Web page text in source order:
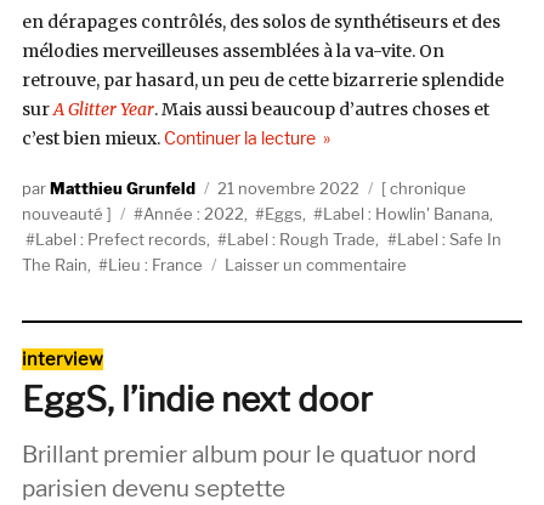
en dérapages contrôlés, des solos de synthétiseurs et des
mélodies merveilleuses assemblées à la va-vite. On
retrouve, par hasard, un peu de cette bizarrerie splendide
surA Glitter Year. Mais aussi beaucoup d’autres choses et
c’est bien mieux. Continuer la lecturede « EggS, A Glitter Year
AuteurMatthieu Grunfeld
Publié
le
21 novembre 2022 Catégories
chronique
nouveauté
Étiquettes
Année : 2022, Eggs, Label : Howlin' Banana,
Label : Prefect records, Label : Rough Trade,
Label : Safe In
The Rain, Lieu : France Laisser un commentaire
Safe
Catégories
interview
EggS, l’indie next door
Brillant premier album pour le quatuor nord
parisien devenu septette